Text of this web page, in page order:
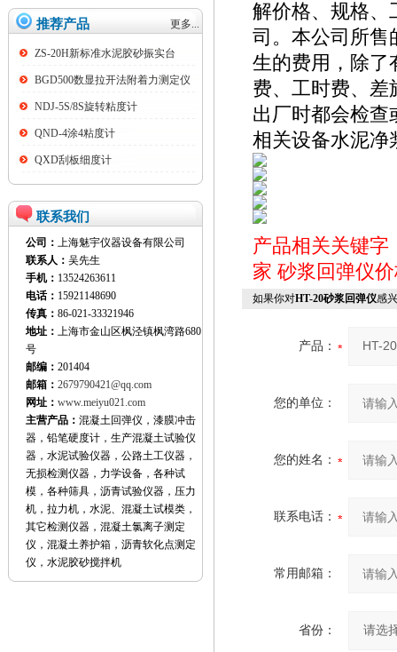
推荐产品 更多...
ZS-20H新标准水泥胶砂振实台
BGD500数显拉开法附着力测定仪
NDJ-5S/8S旋转粘度计
QND-4涂4粘度计
QXD刮板细度计
联系我们
公司： 上海魅宇仪器设备有限公司
联系人： 吴先生
手机： 13524263611
电话： 15921148690
传真： 86-021-33321946
地址： 上海市金山区枫泾镇枫湾路680
号
邮编： 201404
邮箱： 2679790421@qq.com
网址： www.meiyu021.com
主营产品： 混凝土回弹仪，漆膜冲击
器，铅笔硬度计，生产混凝土试验仪
器，水泥试验仪器，公路土工仪器，
无损检测仪器，力学设备，各种试
模，各种筛具，沥青试验仪器，压力
机，拉力机，水泥、混凝土试模类，
其它检测仪器，混凝土氯离子测定
仪，混凝土养护箱，沥青软化点测定
仪，水泥胶砂搅拌机
解价格、规格、
司。本公司所售
生的费用，除了
费、工时费、差
出厂时都会检查
相关设备水泥净
产品相关关键
家 砂浆回弹仪
如果你对HT-20砂浆回弹仪感
产品：
您的单位：
您的姓名：
联系电话：
常用邮箱：
省份：